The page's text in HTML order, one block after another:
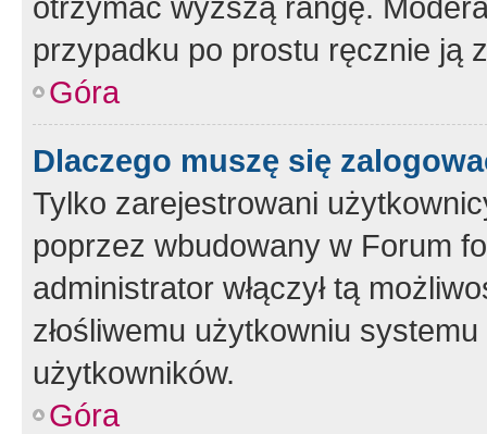
przypadku po prostu ręcznie ją
Góra
Dlaczego muszę się
Tylko zarejestrowani
poprzez wbudowany w Forum
administrator włączył tą
złośliwemu użytkowniu
użytkowników.
Góra